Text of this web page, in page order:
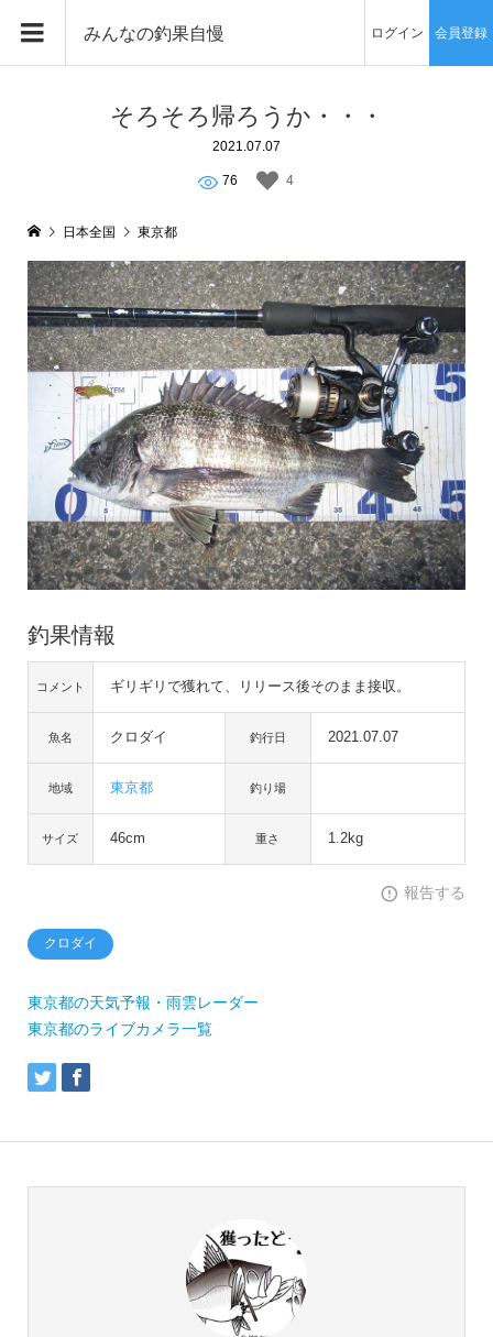
みんなの釣果自慢 ログイン 会員登録
そろそろ帰ろうか・・・
2021.07.07
76 4
日本全国 東京都
釣果情報
コメント ギリギリで獲れて、リリース後そのまま接収。
魚名 クロダイ 釣行日 2021.07.07
地域 東京都 釣り場
サイズ 46cm 重さ 1.2kg
報告する
クロダイ
東京都の天気予報・雨雲レーダー
東京都のライブカメラ一覧